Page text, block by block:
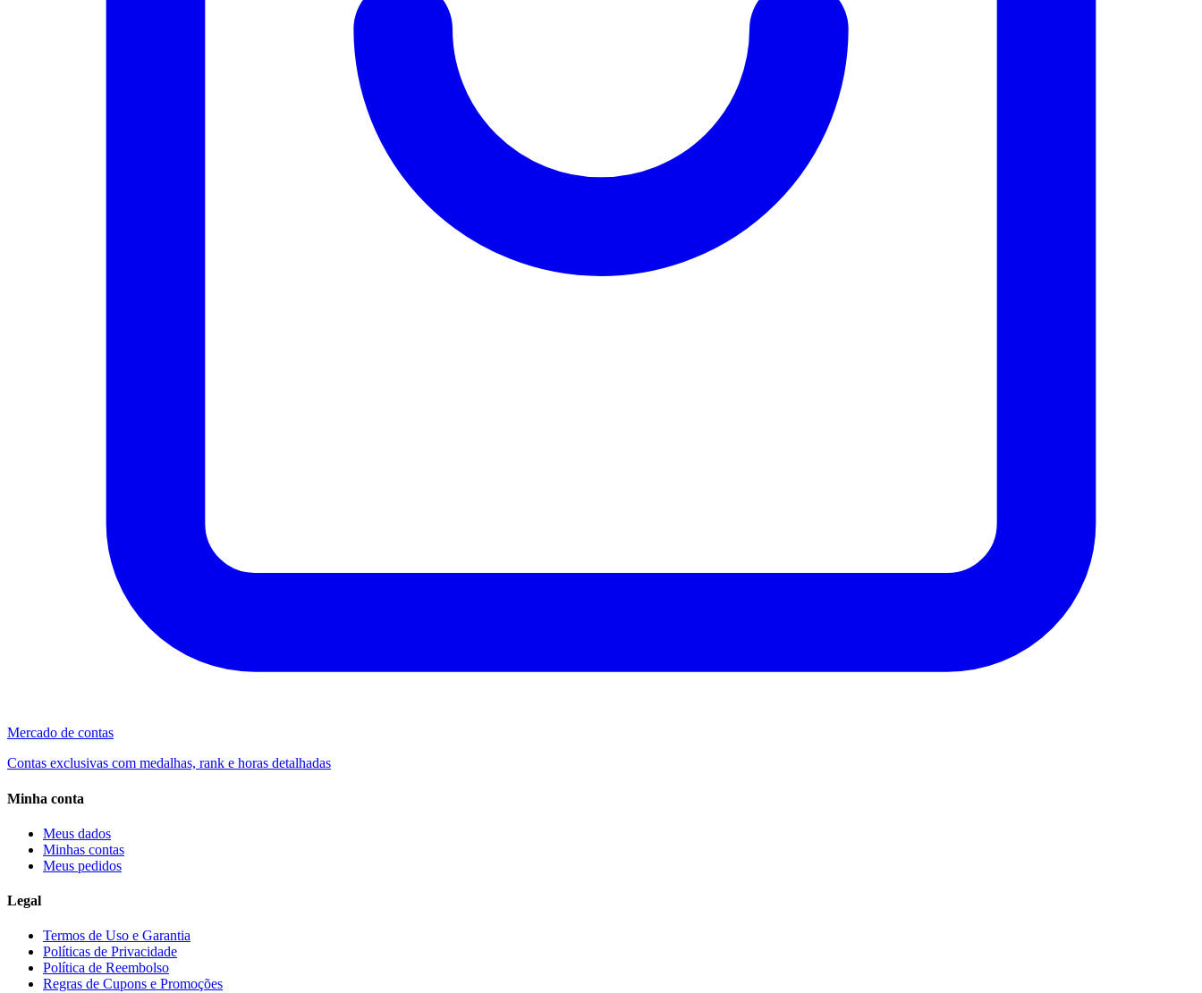
Mercado de contas
Contas exclusivas com medalhas, rank e horas detalhadas
Minha conta
Meus dados
Minhas contas
Meus pedidos
Legal
Termos de Uso e Garantia
Políticas de Privacidade
Política de Reembolso
Regras de Cupons e Promoções